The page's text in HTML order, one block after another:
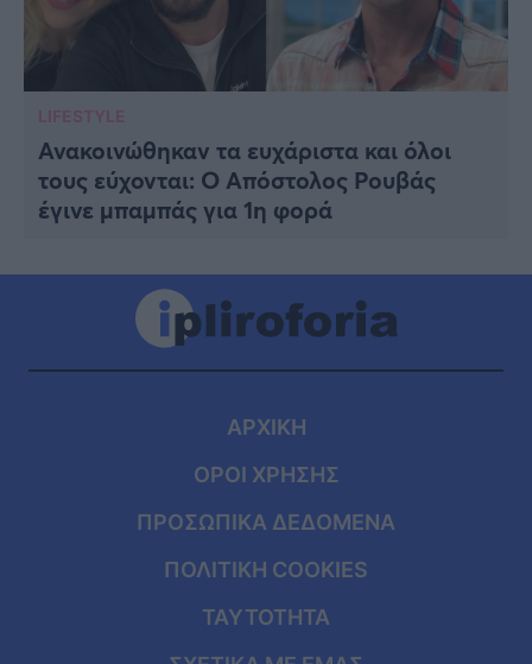
LIFESTYLE
Ανακοινώθηκαν τα ευχάριστα και όλοι
τους εύχονται: Ο Απόστολος Ρουβάς
έγινε μπαμπάς για 1η φορά
ΑΡΧΙΚΗ
ΟΡΟΙ ΧΡΗΣΗΣ
ΠΡΟΣΩΠΙΚΑ ΔΕΔΟΜΕΝΑ
ΠΟΛΙΤΙΚΗ COOKIES
ΤΑΥΤΟΤΗΤΑ